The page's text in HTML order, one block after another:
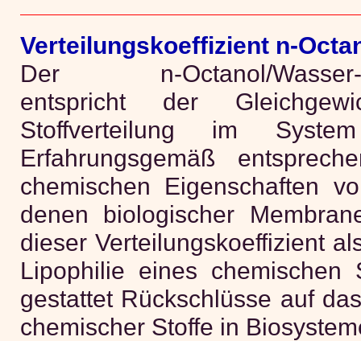
Verteilungskoeffizient n-
Der n-Octanol/Wasser-
entspricht der
Stoffverteilung im System
Erfahrungsgemäß
chemischen Eigenschaften
denen biologischer
dieser Verteilungskoeffizient
Lipophilie eines chemischen
gestattet Rückschlüsse auf
chemischer Stoffe in